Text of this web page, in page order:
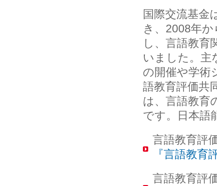
国際交流基金
き、2008年
し、言語教育
いました。主
の開催や学術
語教育評価共
は、言語教育
です。日本語
言語教育評
『言語教育
言語教育評